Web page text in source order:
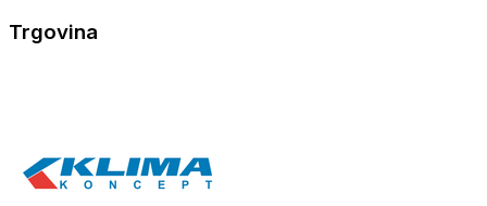
Trgovina